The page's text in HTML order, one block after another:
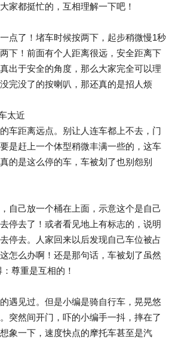
家都挺忙的，互相理解一下吧！
点了！堵车时候按两下，起步稍微慢1秒
下！前面有个人距离很远，安全距离下
出于安全的角度，那么大家完全可以理
完没了的按喇叭，那还真的是招人烦
太近
车距离远点。别让人连车都上不去，门
是赶上一个体型稍微丰满一些的，这车
的是这么停的车，车被划了也别怨别
自己放一个桶在上面，示意这个是自己
停去了！或者看见地上有标志的，说明
停去。人家回来以后发现自己车位被占
怎么办啊！还是那句话，车被划了虽然
尊重是互相的！
遇见过。但是小编是骑自行车，晃晃悠
突然间开门，吓的小编手一抖，摔在了
象一下，速度快点的摩托车甚至是汽